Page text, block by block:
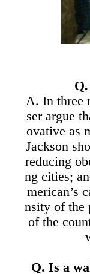
A. In three
ser argue
ovative as
Jackson
reducing
ng cities;
merican’s
nsity of the
of the
Q. Is a